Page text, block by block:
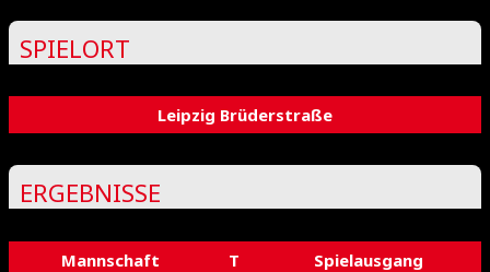
SPIELORT
Leipzig Brüderstraße
ERGEBNISSE
Mannschaft T
Spielausgang